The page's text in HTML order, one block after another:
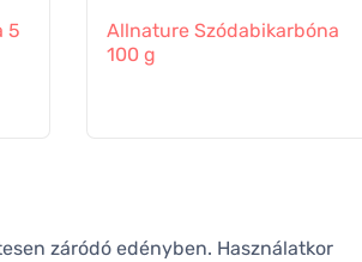
5
Allnature Szódabikarbóna
100 g
záródó edényben. Használatkor